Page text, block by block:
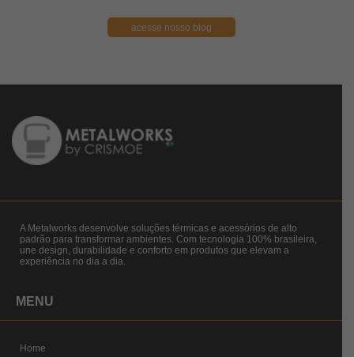
acesse nosso blog
A Metalworks desenvolve soluções térmicas e acessórios de alto
padrão para transformar ambientes. Com tecnologia 100% brasileira,
une design, durabilidade e conforto em produtos que elevam a
experiência no dia a dia.
MENU
Home